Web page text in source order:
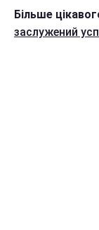
Більше
заслужений